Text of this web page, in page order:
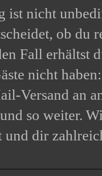
ist nicht
ob du
Fall erhältst
nicht
Versand an
so weiter.
und dir